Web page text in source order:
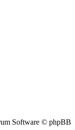
Software © phpBB